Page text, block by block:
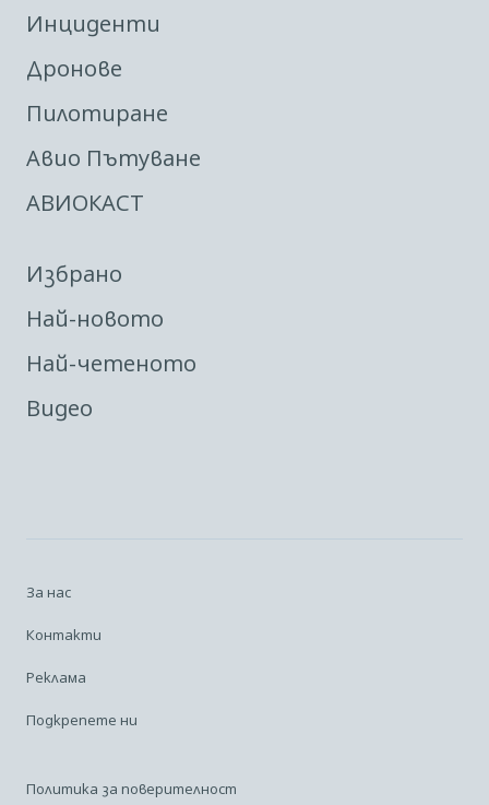
Инциденти
Дронове
Пилотиране
Авио Пътуване
АВИОКАСТ
Избрано
Най-новото
Най-четеното
Видео
За нас
Контакти
Реклама
Подкрепете ни
Политика за поверителност